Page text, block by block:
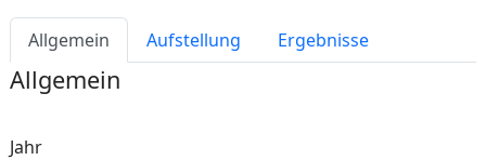
Allgemein Aufstellung Ergebnisse
Allgemein
Jahr